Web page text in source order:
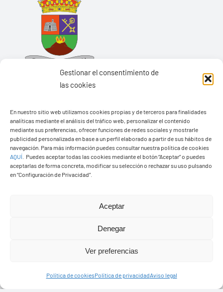
Gestionar el consentimiento de
las cookies
En nuestro sitio web utilizamos cookies propias y de terceros para finalidades
analíticas mediante el análisis del tráfico web, personalizar el contenido
mediante sus preferencias, ofrecer funciones de redes sociales y mostrarle
publicidad personalizada en base a un perfil elaborado a partir de sus hábitos de
navegación. Para más información puedes consultar nuestra política de cookies
AQUÍ
Puedes aceptar todas las cookies mediante el botón “Aceptar” o puedes
aceptarlas de forma concreta, modificar su selección o rechazar su uso pulsando
en “Configuración de Privacidad”.
Aceptar
Denegar
Ver preferencias
Política de cookiesPolítica de privacidadAviso legal
Ayuntamiento de Yaiza
Pza. de Los Remedios, 1
35570 – Yaiza
Tel:928 83 62 20
© Copyright2026 Ayuntamiento de Yaiza - Todos los